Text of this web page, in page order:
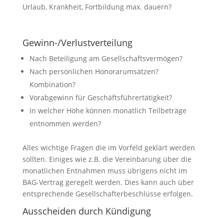
Urlaub, Krankheit, Fortbildung max. dauern?
Gewinn-/Verlustverteilung
Nach Beteiligung am Gesellschaftsvermögen?
Nach persönlichen Honorarumsätzen?
Kombination?
Vorabgewinn für Geschäftsführertätigkeit?
In welcher Höhe können monatlich Teilbeträge
entnommen werden?
Alles wichtige Fragen die im Vorfeld geklärt werden
sollten. Einiges wie z.B. die Vereinbarung über die
monatlichen Entnahmen muss übrigens nicht im
BAG-Vertrag geregelt werden. Dies kann auch über
entsprechende Gesellschafterbeschlüsse erfolgen.
Ausscheiden durch Kündigung